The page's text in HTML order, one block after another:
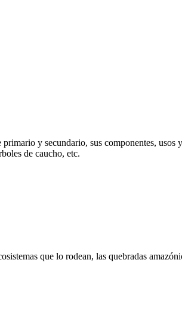
y secundario, sus componentes,
de caucho, etc.
que lo rodean, las quebradas